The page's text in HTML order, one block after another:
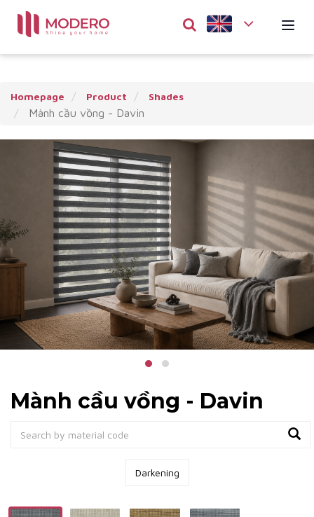
Homepage Product Shades
Mành cầu vồng - Davin
Mành cầu vồng - Davin
Darkening